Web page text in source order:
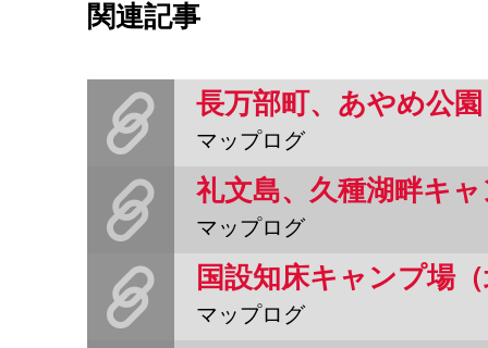
関連記事
長万部町、あやめ公
マップログ
礼文島、久種湖畔キ
マップログ
国設知床キャンプ場
マップログ